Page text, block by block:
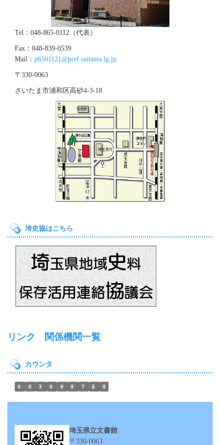
Tel：048-865-0112（代表）
Fax：048-839-0539
Mail： p6501121@pref.saitama.lg.jp
〒330-0063
さいたま市浦和区高砂4‐3‐18
埼史協はこちら
リンク 関係機関一覧
カウンタ
0 0 3 0 9 9 7 5 9
埼玉県立文書館
〒330-0063